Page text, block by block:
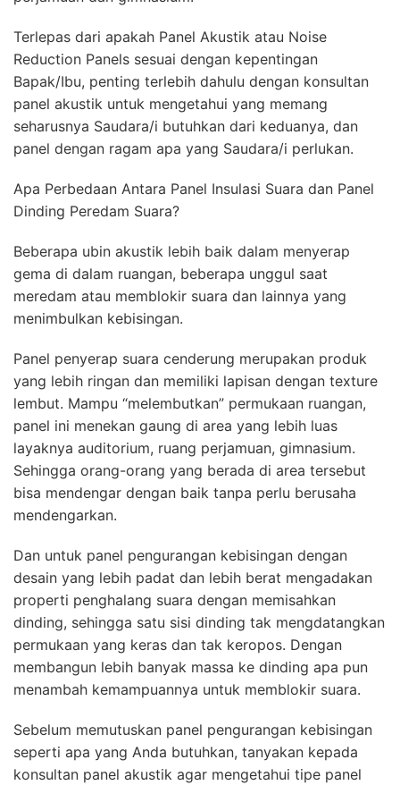
Terlepas dari apakah Panel Akustik atau Noise
Reduction Panels sesuai dengan kepentingan
Bapak/Ibu, penting terlebih dahulu dengan konsultan
panel akustik untuk mengetahui yang memang
seharusnya Saudara/i butuhkan dari keduanya, dan
panel dengan ragam apa yang Saudara/i perlukan.
Apa Perbedaan Antara Panel Insulasi Suara dan Panel
Dinding Peredam Suara?
Beberapa ubin akustik lebih baik dalam menyerap
gema di dalam ruangan, beberapa unggul saat
meredam atau memblokir suara dan lainnya yang
menimbulkan kebisingan.
Panel penyerap suara cenderung merupakan produk
yang lebih ringan dan memiliki lapisan dengan texture
lembut. Mampu “melembutkan” permukaan ruangan,
panel ini menekan gaung di area yang lebih luas
layaknya auditorium, ruang perjamuan, gimnasium.
Sehingga orang-orang yang berada di area tersebut
bisa mendengar dengan baik tanpa perlu berusaha
mendengarkan.
Dan untuk panel pengurangan kebisingan dengan
desain yang lebih padat dan lebih berat mengadakan
properti penghalang suara dengan memisahkan
dinding, sehingga satu sisi dinding tak mengdatangkan
permukaan yang keras dan tak keropos. Dengan
membangun lebih banyak massa ke dinding apa pun
menambah kemampuannya untuk memblokir suara.
Sebelum memutuskan panel pengurangan kebisingan
seperti apa yang Anda butuhkan, tanyakan kepada
konsultan panel akustik agar mengetahui tipe panel